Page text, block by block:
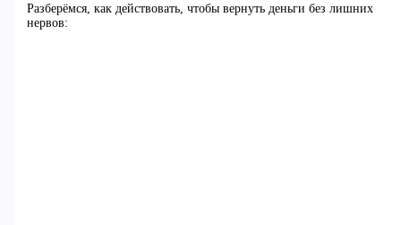
Разберёмся, как действовать, чтобы вернуть деньги без лишних
нервов: